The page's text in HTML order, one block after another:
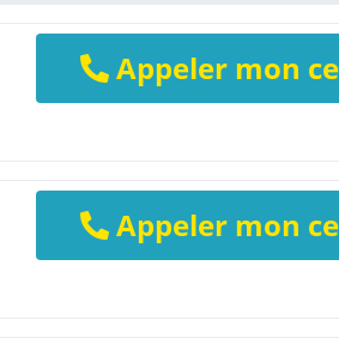
Appeler mon
Appeler mon